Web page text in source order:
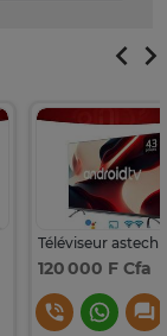
120 000 F Cfa